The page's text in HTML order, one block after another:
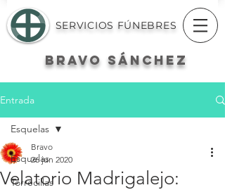
SERVICIOS FÚNEBRES
BRAVO SÁNCHEZ
Entrada
Esquelas
Torrecillas
Esquelas
Velatorio Madrigalejo:
Bravo
26 jun 2020